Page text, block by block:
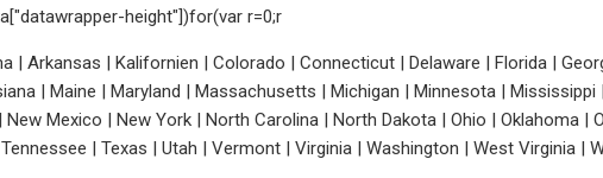
height"])for(var r=0;r
| Arkansas | Kalifornien | Colorado | Connecticut | Delaware | Florida |
| Maine | Maryland | Massachusetts | Michigan | Minnesota |
Mexico | New York | North Carolina | North Dakota | Ohio | Oklahoma |
| Texas | Utah | Vermont | Virginia | Washington | West Virginia |